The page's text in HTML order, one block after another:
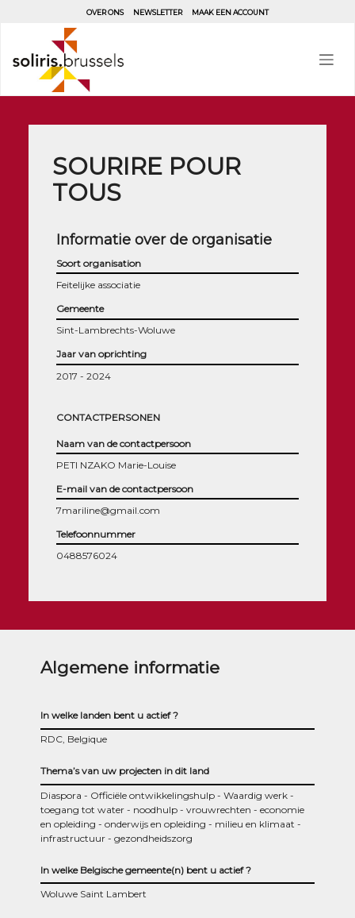
OVER ONS NEWSLETTER MAAK EEN ACCOUNT
SOURIRE POUR
TOUS
Informatie over de organisatie
Soort organisation
Feitelijke associatie
Gemeente
Sint-Lambrechts-Woluwe
Jaar van oprichting
2017 - 2024
CONTACTPERSONEN
Naam van de contactpersoon
PETI NZAKO Marie-Louise
E-mail van de contactpersoon
7mariline@gmail.com
Telefoonnummer
0488576024
Algemene informatie
In welke landen bent u actief ?
RDC, Belgique
Thema’s van uw projecten in dit land
Diaspora Officiële ontwikkelingshulp
Waardig werk
toegang tot water
noodhulp vrouwrechten
economie
en opleiding
onderwijs en opleiding
milieu en klimaat
infrastructuur
gezondheidszorg
In welke Belgische gemeente(n) bent u actief ?
Woluwe Saint Lambert